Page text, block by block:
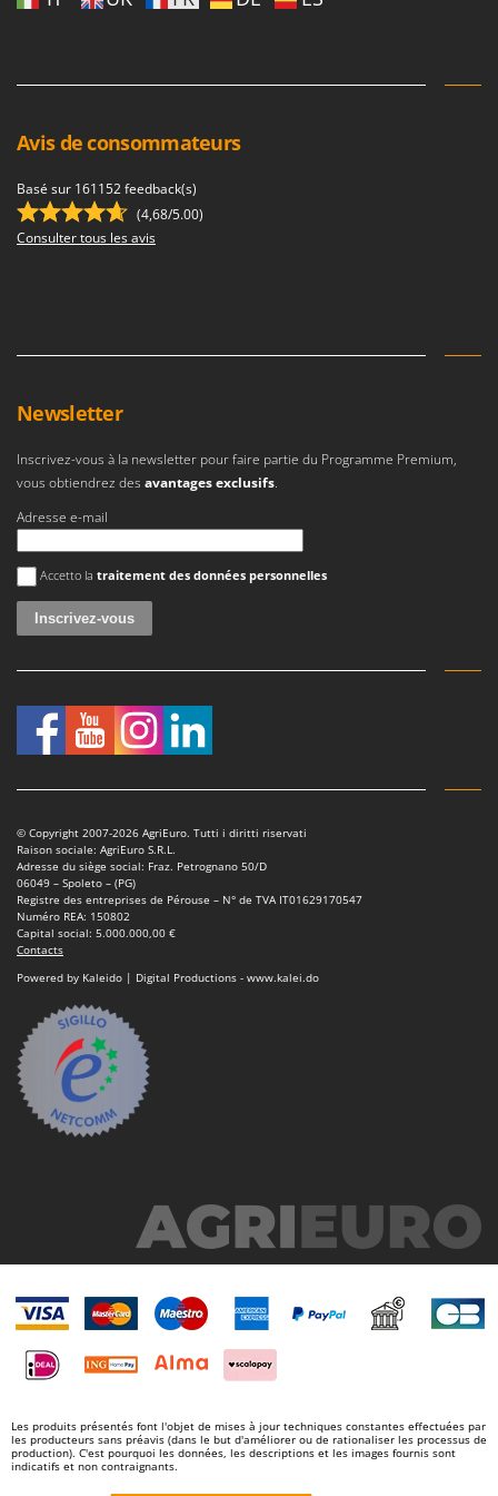
Pulvérisateurs
R
Rampes de chargement en aluminium
Râteaux pour tracteur
Remplisseuses
S
Scies à Ruban
Sécateurs électriques à batterie
Sécateurs et Échenilloirs manuels
Sécateurs pneumatiques
Semoirs et Épandeurs d'engrais
Socs pour tracteur
Souffleurs aspirateurs pour Feuilles
T
Taille-haies
Taille-haies à bras pour tracteur
Tarières
Tondeuses à Gazon
Tondeuses autoportées
Tondeuses débroussailleuses thermiques
Trancheuses
Trancheuses de sol
Transpalettes
Tronçonneuses
V
Vêtements de Sécurité
Vibroculteurs à tracteur
GYS
H
Hailo
Helvi
Henx
HiKOKI
Idromatic
Imperia
Intec
Intex
Italyco
ITM
J
K
KAAZ
Karcher
Keter
KitchenAid
Komo
L
Laica
Lampacrescia - MGM
Landxcape
LAR Casalinghi
Lavor
Linea VZ
M
Macom
Makita
Marcato
Marina Systems
Avis de consommateurs
Basé sur 161152 feedback(s)
(4,68/5.00)
Consulter tous les avis
Newsletter
Inscrivez-vous à la newsletter pour faire partie du Programme Premium,
vous obtiendrez des avantages exclusifs.
Adresse e-mail
Une erreur est survenue
Accetto la traitement des données personnelles
© Copyright 2007-2026 AgriEuro. Tutti i diritti riservati
Raison sociale: AgriEuro S.R.L.
Adresse du siège social: Fraz. Petrognano 50/D
06049 – Spoleto – (PG)
Registre des entreprises de Pérouse – N° de TVA IT01629170547
Numéro REA: 150802
Capital social: 5.000.000,00 €
Contacts
Powered by Kaleido | Digital Productions - www.kalei.do
Les produits présentés font l'objet de mises à jour techniques constantes effectuées par
les producteurs sans préavis (dans le but d'améliorer ou de rationaliser les processus de
production). C'est pourquoi les données, les descriptions et les images fournis sont
indicatifs et non contraignants.